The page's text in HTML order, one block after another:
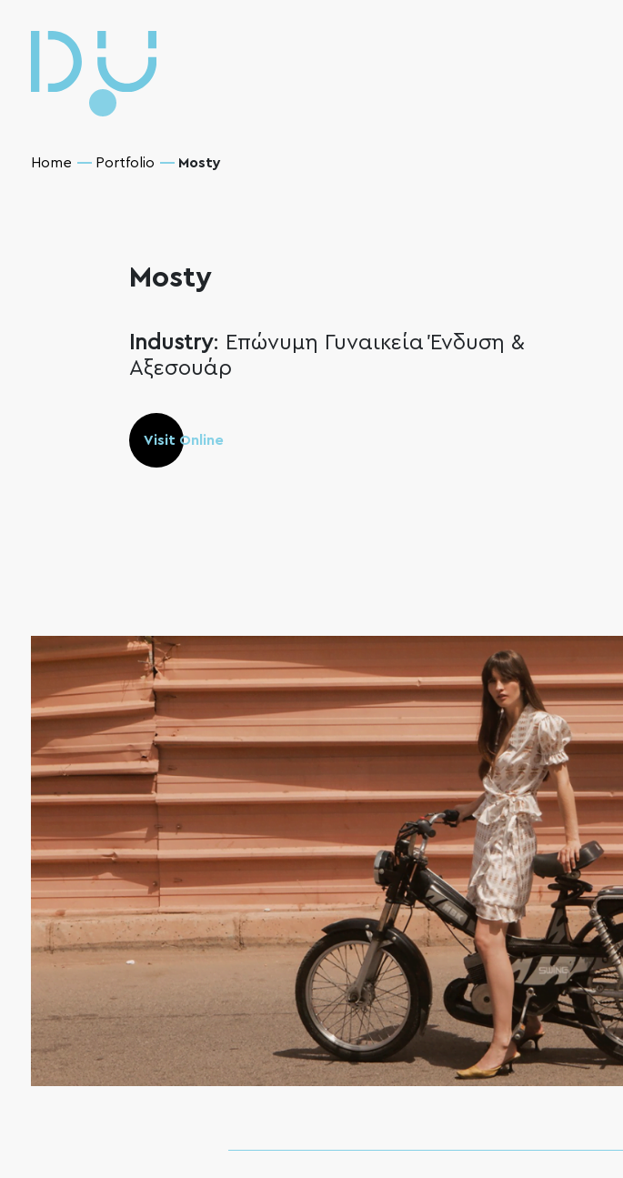
Home Portfolio Mosty
Mosty
Industry: Επώνυμη Γυναικεία Ένδυση &
Αξεσουάρ
Visit Online